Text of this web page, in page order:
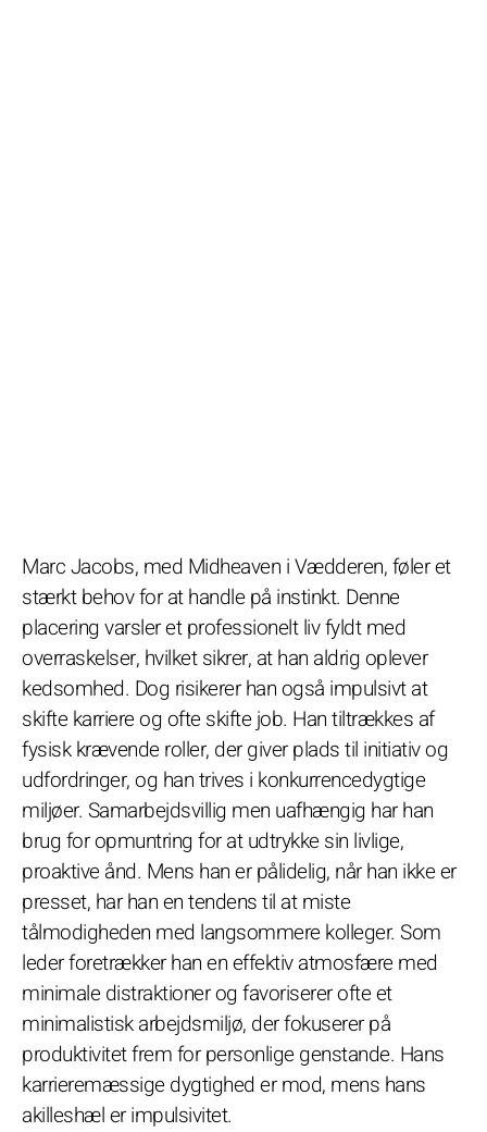
Marc Jacobs, med Midheaven i Vædderen, føler et
stærkt behov for at handle på instinkt. Denne
placering varsler et professionelt liv fyldt med
overraskelser, hvilket sikrer, at han aldrig oplever
kedsomhed. Dog risikerer han også impulsivt at
skifte karriere og ofte skifte job. Han tiltrækkes af
fysisk krævende roller, der giver plads til initiativ og
udfordringer, og han trives i konkurrencedygtige
miljøer. Samarbejdsvillig men uafhængig har han
brug for opmuntring for at udtrykke sin livlige,
proaktive ånd. Mens han er pålidelig, når han ikke er
presset, har han en tendens til at miste
tålmodigheden med langsommere kolleger. Som
leder foretrækker han en effektiv atmosfære med
minimale distraktioner og favoriserer ofte et
minimalistisk arbejdsmiljø, der fokuserer på
produktivitet frem for personlige genstande. Hans
karrieremæssige dygtighed er mod, mens hans
akilleshæl er impulsivitet.